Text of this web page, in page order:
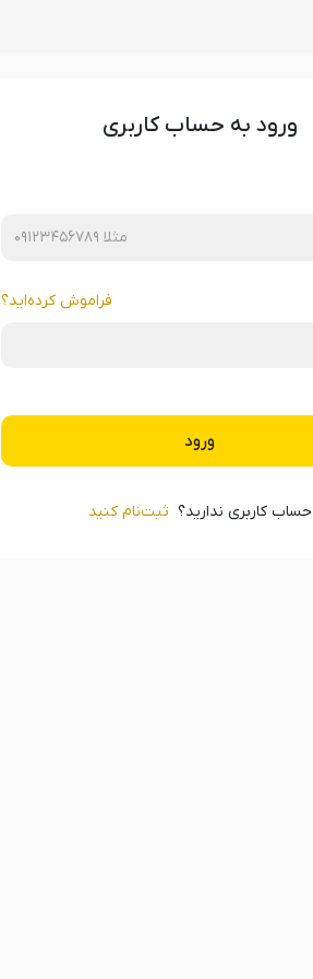
ورود به حساب کاربری
فراموش کرده‌‌اید؟
ورود
حساب کاربری ندارید؟ ثبت‌‌نام کنید